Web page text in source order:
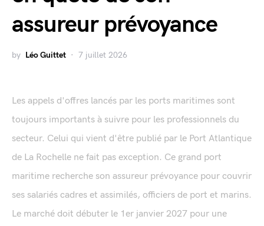
assureur prévoyance
by Léo Guittet 7 juillet 2026
Les appels d'offres lancés par les ports maritimes sont
toujours importants à suivre pour les professionnels du
secteur. Celui qui vient d'être publié par le Port Atlantique
de La Rochelle ne fait pas exception. Ce grand port
maritime recherche son assureur prévoyance pour couvrir
ses salariés cadres et assimilés, officiers de port et marins.
Le marché doit débuter le 1er janvier 2027 pour une